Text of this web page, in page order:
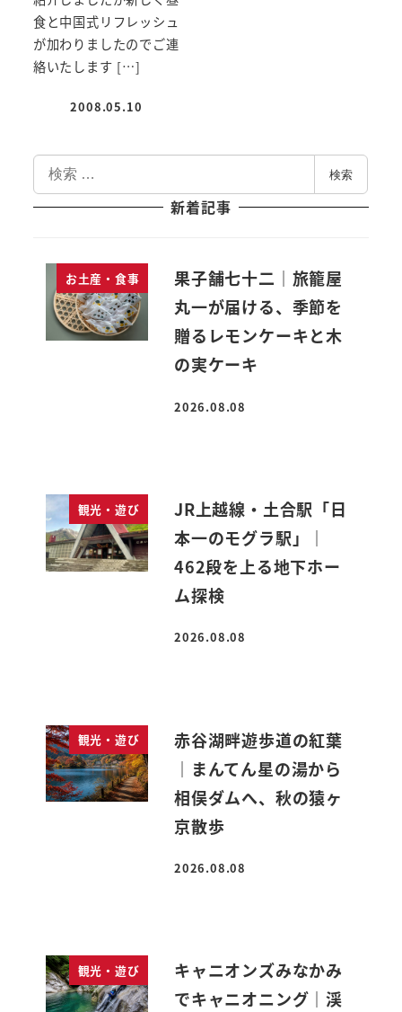
食と中国式リフレッシュ
が加わりましたのでご連
絡いたします […]
投稿日
2008.05.10
索
検索
新着記事
お土産・食事
果子舗七十二｜旅籠屋
丸一が届ける、季節を
贈るレモンケーキと木
の実ケーキ
投稿日
2026.08.08
観光・遊び
JR上越線・土合駅「日
本一のモグラ駅」｜
462段を上る地下ホー
ム探検
投稿日
2026.08.08
観光・遊び
赤谷湖畔遊歩道の紅葉
｜まんてん星の湯から
相俣ダムへ、秋の猿ヶ
京散歩
投稿日
2026.08.08
観光・遊び
キャニオンズみなかみ
でキャニオニング｜渓